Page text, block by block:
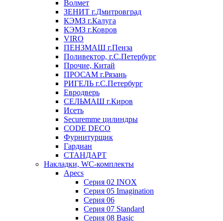
Волмет
ЗЕНИТ г.Дмитровград
КЭМЗ г.Калуга
КЭМЗ г.Ковров
VIRO
ПЕНЗМАШ г.Пенза
Поливектор, г.С.Петербург
Прочие, Китай
ПРОСАМ г.Рязань
РИГЕЛЬ г.С.Петербург
Евродверь
СЕЛЬМАШ г.Киров
Исеть
Securemme цилиндры
CODE DECO
Фурнитурщик
Гардиан
СТАНДАРТ
Накладки, WC-комплекты
Apecs
Cерия 02 INOX
Cерия 05 Imagination
Cерия 06
Cерия 07 Standard
Cерия 08 Basic